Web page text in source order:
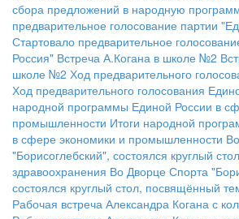
сбора предложений в народную
предварительное голосование партии
Стартовало предварительное
Россия" Встреча А.Когана в школе №2
школе №2 Ход предварительного
Ход предварительного голосования
народной программы Единой России в
промышленности Итоги народной
в сфере экономики и промышленности
"Борисоглебский", состоялся круглый
здравоохранения Во Дворце Спорта
состоялся круглый стол, посвящённый
Рабочая встреча Александра Когана с